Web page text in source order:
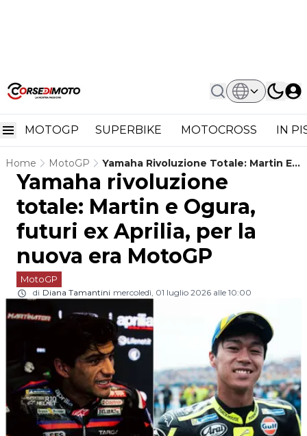
MOTOGP SUPERBIKE MOTOCROSS IN
Home MotoGP
Yamaha Rivoluzione Totale: Martin E
Ogura, Futuri Ex Aprilia, Per La Nuova
Era MotoGP
Yamaha rivoluzione
totale: Martin e Ogura,
futuri ex Aprilia, per la
nuova era MotoGP
MotoGP
di Diana Tamantini mercoledì, 01 luglio 2026 alle 10:00